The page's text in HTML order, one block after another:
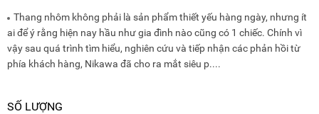
GIỚI
THIỆU
ĐẠI
LÝ
BẢO
HÀNH
NHÔM
CÔNG
NGHIỆP
THANG
GIÁO
Thang nhôm không phải là sản phẩm thiết yếu hàng ngày, nhưng ít
ai để ý rằng hiện nay hầu như gia đình nào cũng có 1 chiếc. Chính vì
vậy sau quá trình tìm hiểu, nghiên cứu và tiếp nhận các phản hồi từ
phía khách hàng, Nikawa đã cho ra mắt siêu p....
SỐ LƯỢNG